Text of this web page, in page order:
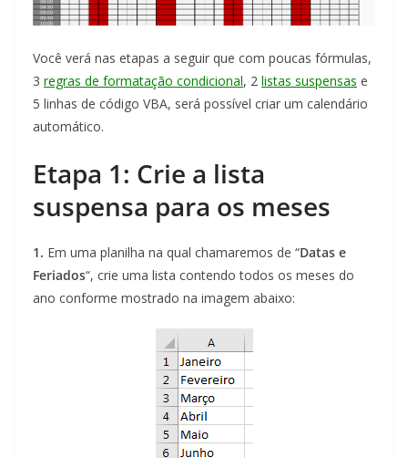
Você verá nas etapas a seguir que com poucas fórmulas,
3 regras de formatação condicional, 2 listas suspensas e
5 linhas de código VBA, será possível criar um calendário
automático.
Etapa 1: Crie a lista
suspensa para os meses
1. Em uma planilha na qual chamaremos de “Datas e
Feriados“, crie uma lista contendo todos os meses do
ano conforme mostrado na imagem abaixo: